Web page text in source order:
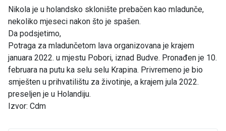
Nikola je u holandsko sklonište prebačen kao mladunče,
nekoliko mjeseci nakon što je spašen.
Da podsjetimo,
Potraga za mladunčetom lava organizovana je krajem
januara 2022. u mjestu Pobori, iznad Budve. Pronađen je 10.
februara na putu ka selu selu Krapina. Privremeno je bio
smješten u prihvatilištu za životinje, a krajem jula 2022.
preseljen je u Holandiju.
Izvor: Cdm